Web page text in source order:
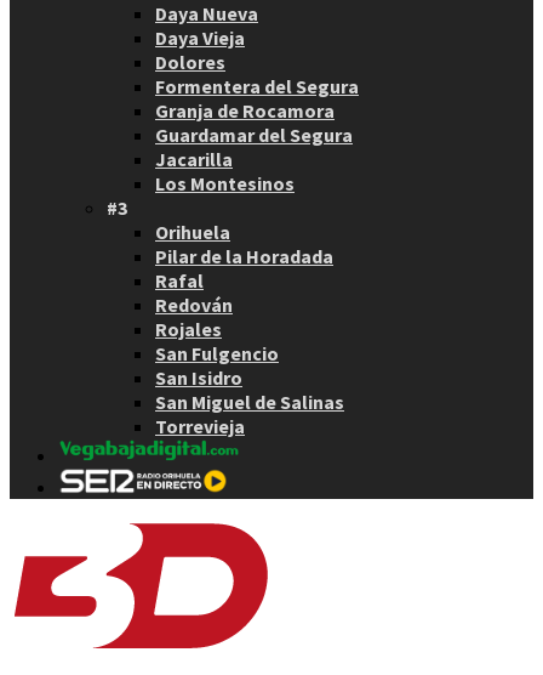
Daya Nueva
Daya Vieja
Dolores
Formentera del Segura
Granja de Rocamora
Guardamar del Segura
Jacarilla
Los Montesinos
#3
Orihuela
Pilar de la Horadada
Rafal
Redován
Rojales
San Fulgencio
San Isidro
San Miguel de Salinas
Torrevieja